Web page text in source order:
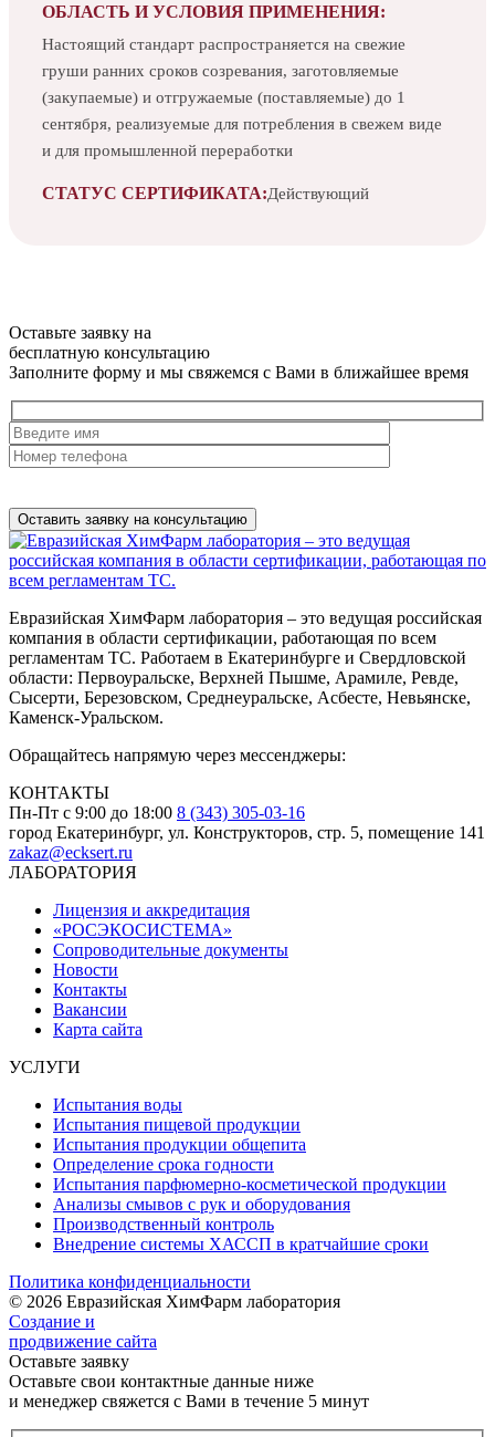
ОБЛАСТЬ И УСЛОВИЯ ПРИМЕНЕНИЯ:
Настоящий стандарт распространяется на свежие
груши ранних сроков созревания, заготовляемые
(закупаемые) и отгружаемые (поставляемые) до 1
сентября, реализуемые для потребления в свежем виде
и для промышленной переработки
СТАТУС СЕРТИФИКАТА:Действующий
Оставьте заявку на
бесплатную консультацию
Заполните форму и мы свяжемся с Вами в ближайшее время
Евразийская ХимФарм лаборатория – это ведущая российская
компания в области сертификации, работающая по всем
регламентам ТС. Работаем в Екатеринбурге и Свердловской
области: Первоуральске, Верхней Пышме, Арамиле, Ревде,
Сысерти, Березовском, Среднеуральске, Асбесте, Невьянске,
Каменск-Уральском.
Обращайтесь напрямую через мессенджеры:
КОНТАКТЫ
Пн-Пт с 9:00 до 18:00 8 (343) 305-03-16
город Екатеринбург, ул. Конструкторов, стр. 5, помещение 141
zakaz@ecksert.ru
ЛАБОРАТОРИЯ
Лицензия и аккредитация
«РОСЭКОСИСТЕМА»
Сопроводительные документы
Новости
Контакты
Вакансии
Карта сайта
УСЛУГИ
Испытания воды
Испытания пищевой продукции
Испытания продукции общепита
Определение срока годности
Испытания парфюмерно-косметической продукции
Анализы смывов с рук и оборудования
Производственный контроль
Внедрение системы ХАССП в кратчайшие сроки
Политика конфиденциальности
© 2026 Евразийская ХимФарм лаборатория
Создание и
продвижение сайта
Оставьте заявку
Оставьте свои контактные данные ниже
и менеджер свяжется с Вами в течение 5 минут